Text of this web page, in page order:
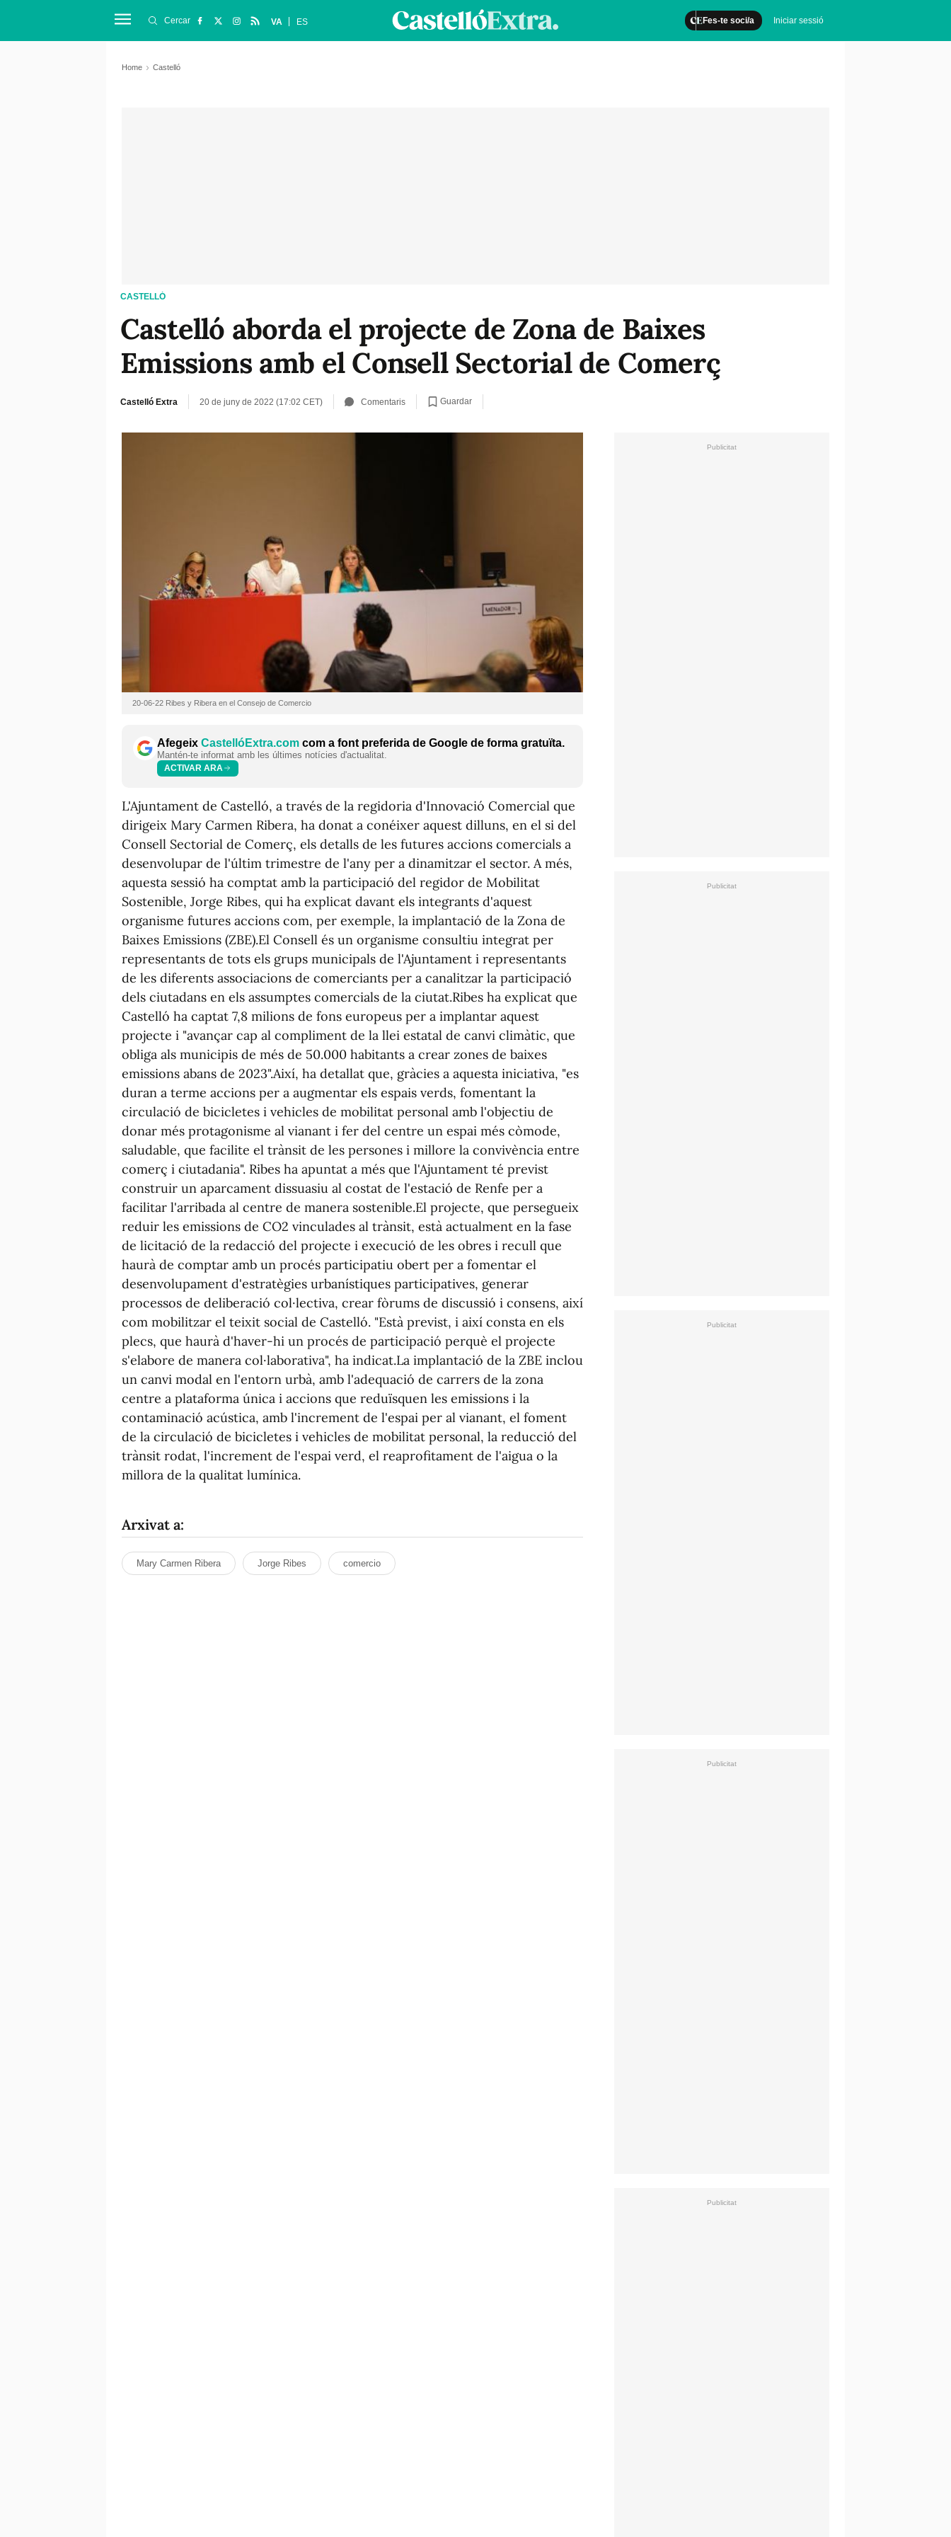
Fes-te soci/a Iniciar sessió
Cercar VA ES
Home Castelló
CASTELLÓ
Castelló aborda el projecte de Zona de Baixes
Emissions amb el Consell Sectorial de Comerç
Castelló Extra 20 de juny de 2022 (17:02 CET) Comentaris Guardar
20-06-22 Ribes y Ribera en el Consejo de Comercio
Afegeix CastellóExtra.com com a font preferida de Google de forma gratuïta.
Mantén-te informat amb les últimes notícies d'actualitat.
ACTIVAR ARA
L'Ajuntament de Castelló, a través de la regidoria d'Innovació Comercial que
dirigeix Mary Carmen Ribera, ha donat a conéixer aquest dilluns, en el si del
Consell Sectorial de Comerç, els detalls de les futures accions comercials a
desenvolupar de l'últim trimestre de l'any per a dinamitzar el sector. A més,
aquesta sessió ha comptat amb la participació del regidor de Mobilitat
Sostenible, Jorge Ribes, qui ha explicat davant els integrants d'aquest
organisme futures accions com, per exemple, la implantació de la Zona de
Baixes Emissions (ZBE).El Consell és un organisme consultiu integrat per
representants de tots els grups municipals de l'Ajuntament i representants
de les diferents associacions de comerciants per a canalitzar la participació
dels ciutadans en els assumptes comercials de la ciutat.Ribes ha explicat que
Castelló ha captat 7,8 milions de fons europeus per a implantar aquest
projecte i "avançar cap al compliment de la llei estatal de canvi climàtic, que
obliga als municipis de més de 50.000 habitants a crear zones de baixes
emissions abans de 2023".Així, ha detallat que, gràcies a aquesta iniciativa, "es
duran a terme accions per a augmentar els espais verds, fomentant la
circulació de bicicletes i vehicles de mobilitat personal amb l'objectiu de
donar més protagonisme al vianant i fer del centre un espai més còmode,
saludable, que facilite el trànsit de les persones i millore la convivència entre
comerç i ciutadania". Ribes ha apuntat a més que l'Ajuntament té previst
construir un aparcament dissuasiu al costat de l'estació de Renfe per a
facilitar l'arribada al centre de manera sostenible.El projecte, que persegueix
reduir les emissions de CO2 vinculades al trànsit, està actualment en la fase
de licitació de la redacció del projecte i execució de les obres i recull que
haurà de comptar amb un procés participatiu obert per a fomentar el
desenvolupament d'estratègies urbanístiques participatives, generar
processos de deliberació col·lectiva, crear fòrums de discussió i consens, així
com mobilitzar el teixit social de Castelló. "Està previst, i així consta en els
plecs, que haurà d'haver-hi un procés de participació perquè el projecte
s'elabore de manera col·laborativa", ha indicat.La implantació de la ZBE inclou
un canvi modal en l'entorn urbà, amb l'adequació de carrers de la zona
centre a plataforma única i accions que reduïsquen les emissions i la
contaminació acústica, amb l'increment de l'espai per al vianant, el foment
de la circulació de bicicletes i vehicles de mobilitat personal, la reducció del
trànsit rodat, l'increment de l'espai verd, el reaprofitament de l'aigua o la
millora de la qualitat lumínica.
Arxivat a:
Mary Carmen Ribera Jorge Ribes comercio